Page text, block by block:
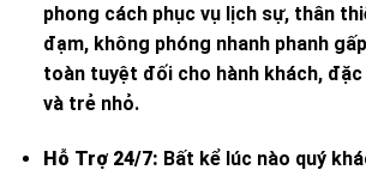
phong cách phục vụ lịch sự, thân
đạm, không phóng nhanh phanh
toàn tuyệt đối cho hành khách,
và trẻ nhỏ.
Hỗ Trợ 24/7: Bất kể lúc nào quý